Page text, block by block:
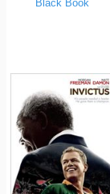
Black Book